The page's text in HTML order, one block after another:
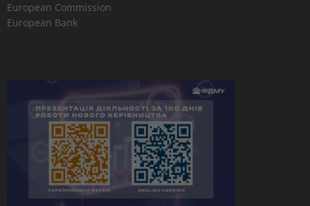
European Commission
European Bank